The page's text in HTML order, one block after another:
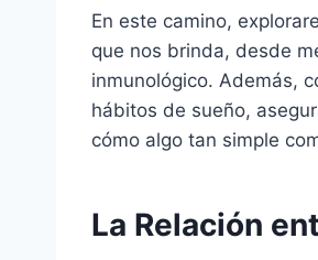
En este camino,
que nos brinda, desde
inmunológico. Además,
hábitos de sueño,
cómo algo tan simple
La Relación